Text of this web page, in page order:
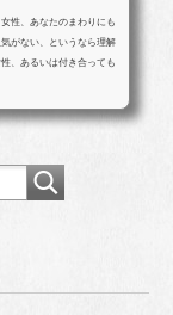
性、あなたのまわりにも
がない、というなら理解
、あるいは付き合っても